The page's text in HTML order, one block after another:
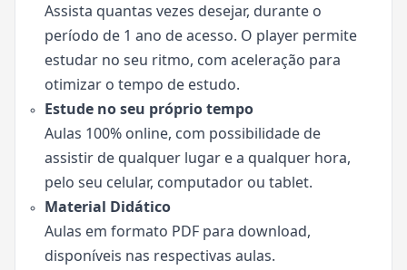
Assista quantas vezes desejar, durante o
período de 1 ano de acesso. O player permite
estudar no seu ritmo, com aceleração para
otimizar o tempo de estudo.
Estude no seu próprio tempo
Aulas 100% online, com possibilidade de
assistir de qualquer lugar e a qualquer hora,
pelo seu celular, computador ou tablet.
Material Didático
Aulas em formato PDF para download,
disponíveis nas respectivas aulas.